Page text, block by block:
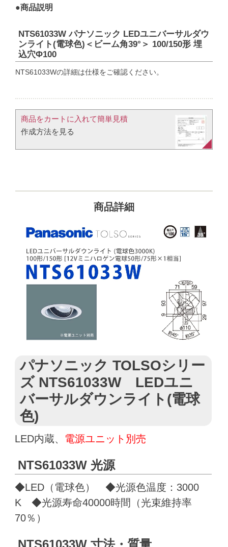
●商品説明
NTS61033W パナソニック LEDユニバーサルダウ
ンライト(電球色)＜ビーム角39°＞ 100/150形 埋
込穴Φ100
NTS61033Wの詳細は仕様をご確認ください。
商品をカートに入れて簡単見積​
作成方法を見る​​
商品詳細
パナソニック TOLSOシリー
ズ NTS61033W LEDユニ
バーサルダウンライト(電球
色)
LED内蔵、 電源ユニット別売
NTS61033W 光源
◆LED（電球色） ◆光源色温度：3000
K ◆光源寿命40000時間（光束維持率
70％）